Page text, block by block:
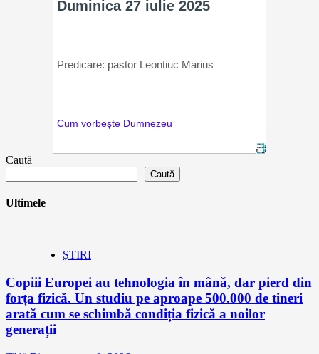
Caută
Caută
Ultimele
ȘTIRI
Copiii Europei au tehnologia în mână, dar pierd din
forța fizică. Un studiu pe aproape 500.000 de tineri
arată cum se schimbă condiția fizică a noilor
generații